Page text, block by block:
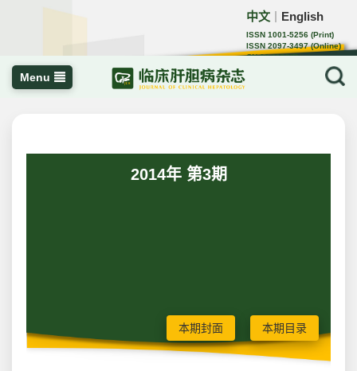
中文 English
ISSN 1001-5256 (Print)
ISSN 2097-3497 (Online)
CN 22-1108/R
Menu
2014年 第3期
本期封面 本期目录